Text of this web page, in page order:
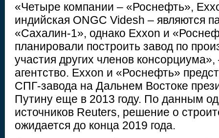
«Четыре компании – «Роснефть»,
индийская ONGC Videsh – являются
«Сахалин-1», однако Exxon и
планировали построить завод по
участия других членов
агентство. Exxon и «Роснефть»
СПГ-завода на Дальнем Востоке
Путину еще в 2013 году. По данным
источников Reuters, решение о
ожидается до конца 2019 года.